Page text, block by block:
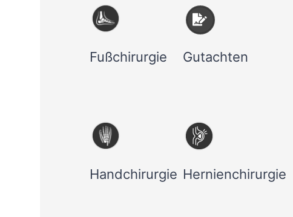
Fußchirurgie Gutachten
Handchirurgie Hernienchirurgie